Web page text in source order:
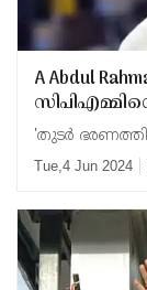
A Abdul
'തുടർ
Tue,4 Jun 2024